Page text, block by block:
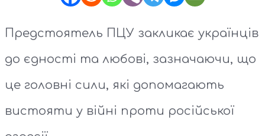
Предстоятель ПЦУ закликає українців
до єдності та любові, зазначаючи, що
це головні сили, які допомагають
вистояти у війні проти російської